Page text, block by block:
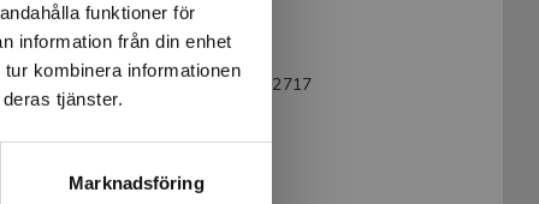
funktioner för
information från din enhet
kombinera informationen
tjänster.
Marknadsföring
Lättlästnivå:
X-Large
LIX:
22
9789179492717
Upplaga:
Första